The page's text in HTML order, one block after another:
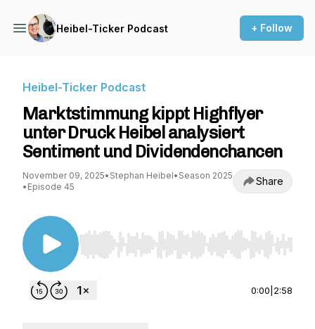
Heibel-Ticker Podcast + Follow
Heibel-Ticker Podcast
Marktstimmung kippt Highflyer
unter Druck Heibel analysiert
Sentiment und Dividendenchancen
November 09, 2025• Stephan Heibel• Season 2025
• Episode 45 Share
Use Left/Right to seek, Home/End to jump to
0:00 2:58